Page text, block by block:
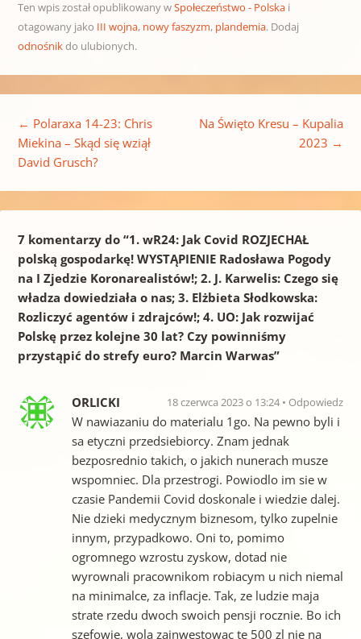
Ten wpis został opublikowany wSpołeczeństwo - Polskai
otagowany jako III wojna, nowy faszyzm, plandemia. Dodaj
odnośnikdo ulubionych.
← Polaraxa 14-23: Chris
Miekina – Skąd się wziął
David Grusch?
Na Święto Kresu – Kupalia
2023 →
7 komentarzy do “1. wR24: Jak Covid ROZJECHAŁ
polską gospodarkę! WYSTĄPIENIE Radosława Pogody
na I Zjedzie Koronarealistów!; 2. J. Karwelis: Czego się
władza dowiedziała o nas; 3. Elżbieta Słodkowska:
Rozliczyć agentów i zdrajców!; 4. UO: Jak rozwijać
Polskę przez kolejne 30 lat? Czy powinniśmy
przystąpić do strefy euro? Marcin Warwas”
ORLICKI 18 czerwca 2023 o 13:24 Odpowiedz
W nawiazaniu do materialu 1go. Na pewno byli i
sa etyczni przedsiebiorcy. Znam jednak
bezposrednio takich, o jakich nunerach musze
wspomniec. Dla przestrogi. Powiodlo im sie w
czasie Pandemii Covid doskonale i wiedzie dalej.
Nie dzieki medycznym biznesom, tylko zupelnie
innym, przypadkowo. Oni to, pomimo
ogromnego wzrostu zyskow, dotad nie
wyrownali pracownikom robiacym u nich niemal
na minimalce, za inflacje. Tak, ze ludzie maja
strate rzedu dwoch swoich pensji rocznie. Bo ich
szefowie, wola zainwestowac te 500 zl nie na